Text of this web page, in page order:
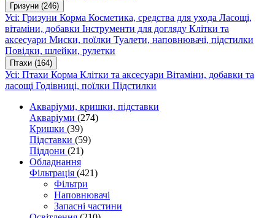
Гризуни (246)
Усі: Гризуни Корма Косметика, средства для ухода Ласощі,
вітаміни, добавки Інструменти для догляду Клітки та
аксесуари Миски, поїлки Туалети, наповнювачі, підстилки
Повідки, шлейки, рулетки
Птахи (164)
Усі: Птахи Корма Клітки та аксесуари Вітаміни, добавки та
ласощі Годівниці, поїлки Підстилки
Акваріуми, кришки, підставки
Акваріуми (274)
Кришки (39)
Підставки (59)
Піддони (21)
Обладнання
Фільтрація (421)
Фільтри
Наповнювачі
Запасні частини